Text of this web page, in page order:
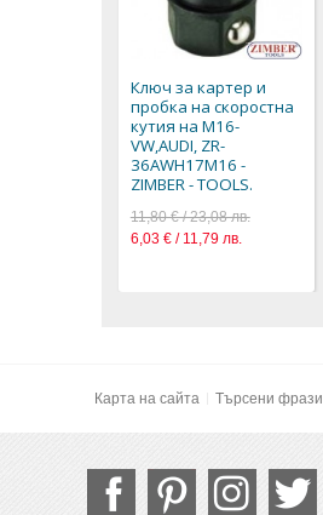
Ключ за картер и
пробка на скоростна
кутия на M16-
VW,AUDI, ZR-
36AWH17M16 -
ZIMBER - TOOLS.
11,80 € / 23,08 лв.
6,03 € / 11,79 лв.
Карта на сайта Търсени фрази